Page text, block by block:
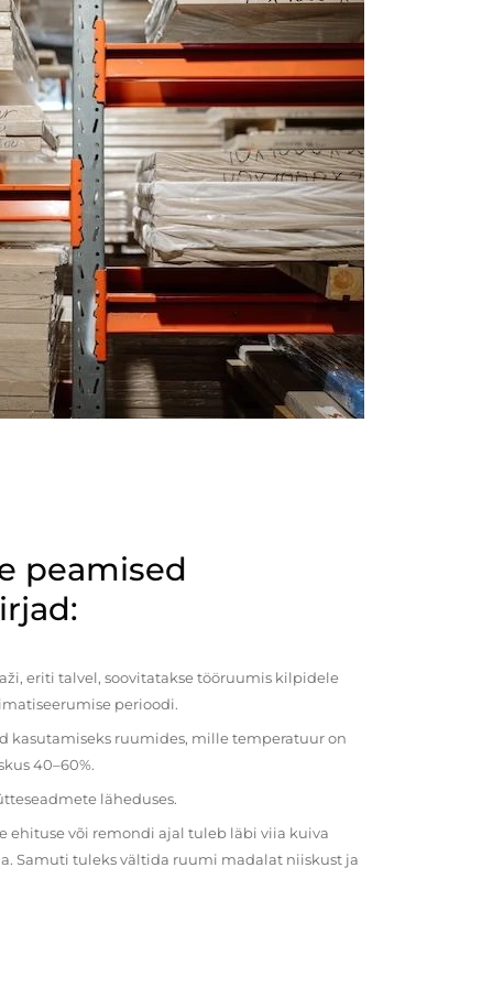
peamised
eriti talvel, soovitatakse tööruumis kilpidele
perioodi.
ruumides, mille temperatuur on
40–60%.
läheduses.
või remondi ajal tuleb läbi viia kuiva
Samuti tuleks vältida ruumi madalat niiskust ja